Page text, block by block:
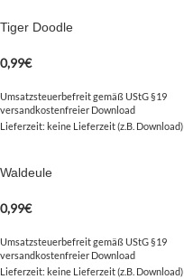
Tiger Doodle
0,99€
Umsatzsteuerbefreit gemäß UStG §19
versandkostenfreier Download
Lieferzeit: keine Lieferzeit (z.B. Download)
Waldeule
0,99€
Umsatzsteuerbefreit gemäß UStG §19
versandkostenfreier Download
Lieferzeit: keine Lieferzeit (z.B. Download)